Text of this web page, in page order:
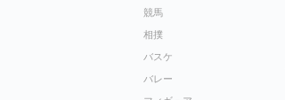
競馬
相撲
バスケ
バレー